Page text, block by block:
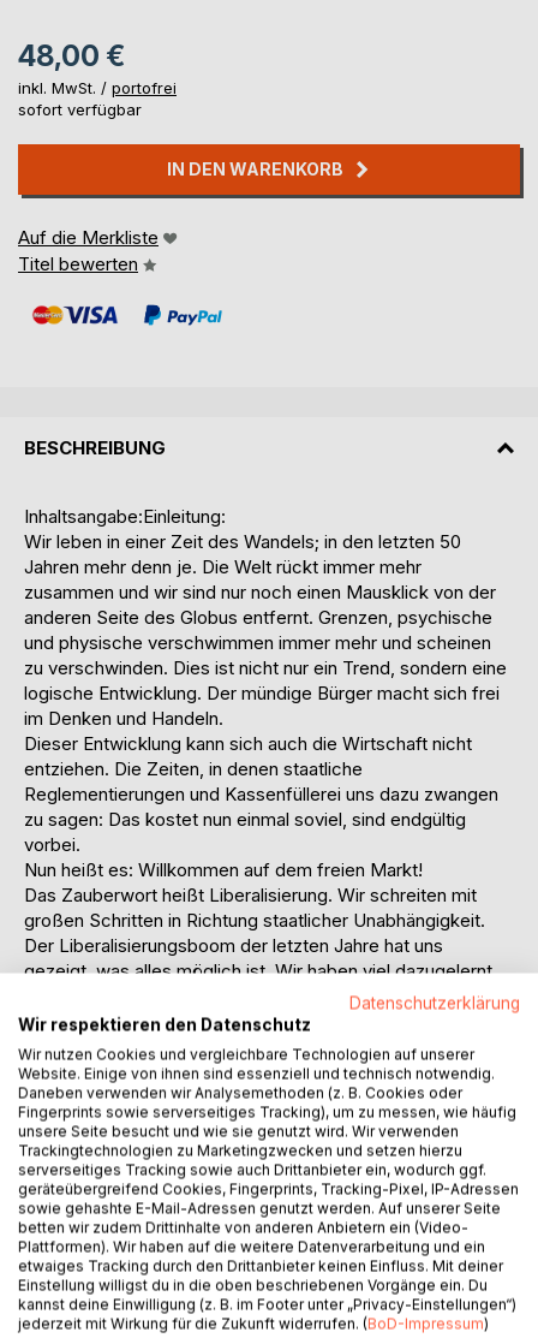
48,00 €
inkl. MwSt. / portofrei
sofort verfügbar
IN DEN WARENKORB
Auf die Merkliste
Titel bewerten
BESCHREIBUNG
Inhaltsangabe:Einleitung:
Wir leben in einer Zeit des Wandels; in den letzten 50
Jahren mehr denn je. Die Welt rückt immer mehr
zusammen und wir sind nur noch einen Mausklick von der
anderen Seite des Globus entfernt. Grenzen, psychische
und physische verschwimmen immer mehr und scheinen
zu verschwinden. Dies ist nicht nur ein Trend, sondern eine
logische Entwicklung. Der mündige Bürger macht sich frei
im Denken und Handeln.
Dieser Entwicklung kann sich auch die Wirtschaft nicht
entziehen. Die Zeiten, in denen staatliche
Reglementierungen und Kassenfüllerei uns dazu zwangen
zu sagen: Das kostet nun einmal soviel, sind endgültig
vorbei.
Nun heißt es: Willkommen auf dem freien Markt!
Das Zauberwort heißt Liberalisierung. Wir schreiten mit
großen Schritten in Richtung staatlicher Unabhängigkeit.
Der Liberalisierungsboom der letzten Jahre hat uns
gezeigt, was alles möglich ist. Wir haben viel dazugelernt,
zum Beispiel, dass man nach Freiburg 100% vorwählen
muss (0 10 90 = 100%), dass Strom gelb ist und dass Sie
bei 11 88 0 geholfen wird.
Der Kunde besteigt nun langsam aber sicher den
Königsthron und kann endlich frei wählen.
Im Jahr 2003 ist es endlich soweit. Das älteste staatliche
Monopol Deutschlands fällt: das Postmonopol!
Die Liberalisierung des deutschen Briefmarktes kommt mit
der Freigabe von Briefzustellungen mit einem
Einzelgewicht bis einschließlich 200g endgültig zum
Abschluss. Nun heißt es: Start frei für innovative
Dienstleister. Fragen, die man sich nie gestellt hat, können
plötzlich über Marktanteile entscheiden. Wo steht der
nächste Briefkasten?, Kann meine Post nicht auch abgeholt
Datenschutzerklärung
Wir respektieren den Datenschutz
Wir nutzen Cookies und vergleichbare Technologien auf unserer
Website. Einige von ihnen sind essenziell und technisch notwendig.
Daneben verwenden wir Analysemethoden (z. B. Cookies oder
Fingerprints sowie serverseitiges Tracking), um zu messen, wie häufig
unsere Seite besucht und wie sie genutzt wird. Wir verwenden
Trackingtechnologien zu Marketingzwecken und setzen hierzu
serverseitiges Tracking sowie auch Drittanbieter ein, wodurch ggf.
geräteübergreifend Cookies, Fingerprints, Tracking-Pixel, IP-Adressen
sowie gehashte E-Mail-Adressen genutzt werden. Auf unserer Seite
betten wir zudem Drittinhalte von anderen Anbietern ein (Video-
Plattformen). Wir haben auf die weitere Datenverarbeitung und ein
etwaiges Tracking durch den Drittanbieter keinen Einfluss. Mit deiner
Einstellung willigst du in die oben beschriebenen Vorgänge ein. Du
kannst deine Einwilligung (z. B. im Footer unter „Privacy-Einstellungen“)
jederzeit mit Wirkung für die Zukunft widerrufen. (BoD-Impressum)